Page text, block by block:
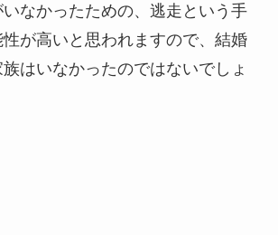
なかったための、逃走という手
が高いと思われますので、結婚
はいなかったのではないでしょ